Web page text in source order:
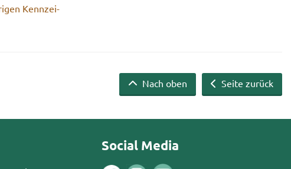
Kenn­zei­
Seite zurück
Nach oben
Social Media